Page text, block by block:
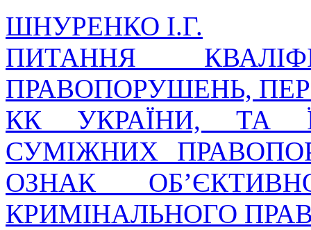
ШНУРЕНКО І.Г.
ПИТАННЯ
ПРАВОПОРУШЕНЬ,
КК УКРАЇНИ, ТА
СУМІЖНИХ
ОЗНАК
КРИМІНАЛЬНОГО